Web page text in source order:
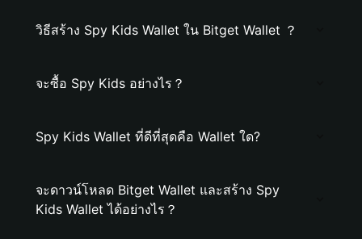
วิธีสร้าง Spy Kids Wallet ใน Bitget Wallet ？
จะซื้อ Spy Kids อย่างไร？
Spy Kids Wallet ที่ดีที่สุดคือ Wallet ใด?
จะดาวน์โหลด Bitget Wallet และสร้าง Spy
Kids Wallet ได้อย่างไร？